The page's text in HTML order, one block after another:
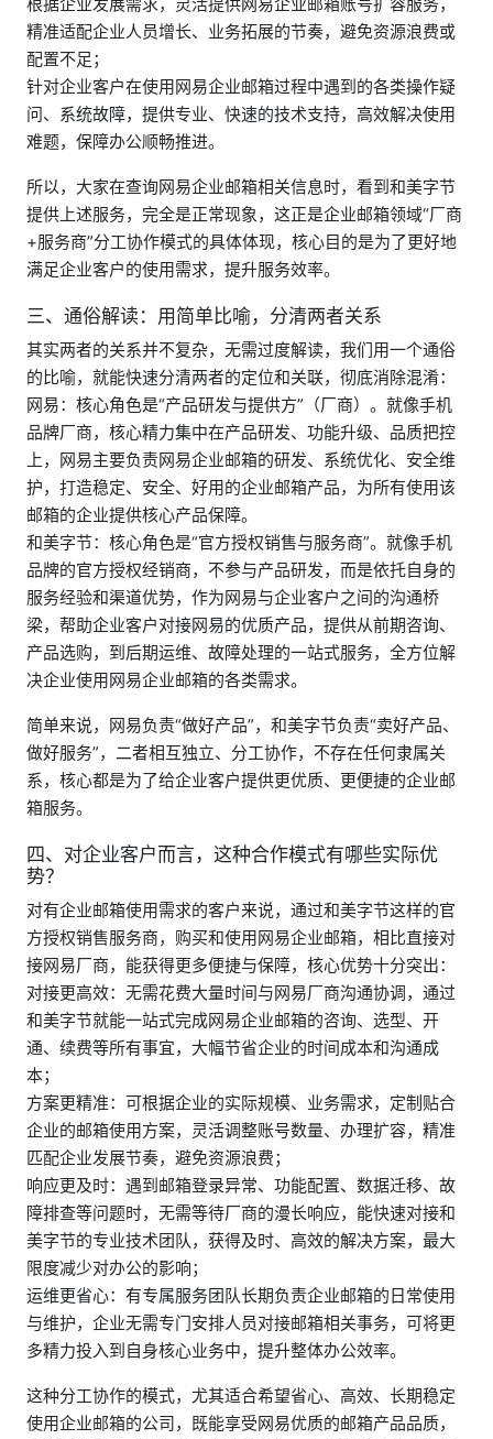
精准适配企业人员增长、业务拓展的节奏，避免资源浪费或
配置不足；
针对企业客户在使用网易企业邮箱过程中遇到的各类操作疑
问、系统故障，提供专业、快速的技术支持，高效解决使用
难题，保障办公顺畅推进。
所以，大家在查询网易企业邮箱相关信息时，看到和美字节
提供上述服务，完全是正常现象，这正是企业邮箱领域“厂商
+服务商”分工协作模式的具体体现，核心目的是为了更好地
满足企业客户的使用需求，提升服务效率。
三、通俗解读：用简单比喻，分清两者关系
其实两者的关系并不复杂，无需过度解读，我们用一个通俗
的比喻，就能快速分清两者的定位和关联，彻底消除混淆：
网易：核心角色是“产品研发与提供方”（厂商）。就像手机
品牌厂商，核心精力集中在产品研发、功能升级、品质把控
上，网易主要负责网易企业邮箱的研发、系统优化、安全维
护，打造稳定、安全、好用的企业邮箱产品，为所有使用该
邮箱的企业提供核心产品保障。
和美字节：核心角色是“官方授权销售与服务商”。就像手机
品牌的官方授权经销商，不参与产品研发，而是依托自身的
服务经验和渠道优势，作为网易与企业客户之间的沟通桥
梁，帮助企业客户对接网易的优质产品，提供从前期咨询、
产品选购，到后期运维、故障处理的一站式服务，全方位解
决企业使用网易企业邮箱的各类需求。
简单来说，网易负责“做好产品”，和美字节负责“卖好产品、
做好服务”，二者相互独立、分工协作，不存在任何隶属关
系，核心都是为了给企业客户提供更优质、更便捷的企业邮
箱服务。
四、对企业客户而言，这种合作模式有哪些实际优
势？
对有企业邮箱使用需求的客户来说，通过和美字节这样的官
方授权销售服务商，购买和使用网易企业邮箱，相比直接对
接网易厂商，能获得更多便捷与保障，核心优势十分突出：
对接更高效：无需花费大量时间与网易厂商沟通协调，通过
和美字节就能一站式完成网易企业邮箱的咨询、选型、开
通、续费等所有事宜，大幅节省企业的时间成本和沟通成
本；
方案更精准：可根据企业的实际规模、业务需求，定制贴合
企业的邮箱使用方案，灵活调整账号数量、办理扩容，精准
匹配企业发展节奏，避免资源浪费；
响应更及时：遇到邮箱登录异常、功能配置、数据迁移、故
障排查等问题时，无需等待厂商的漫长响应，能快速对接和
美字节的专业技术团队，获得及时、高效的解决方案，最大
限度减少对办公的影响；
运维更省心：有专属服务团队长期负责企业邮箱的日常使用
与维护，企业无需专门安排人员对接邮箱相关事务，可将更
多精力投入到自身核心业务中，提升整体办公效率。
这种分工协作的模式，尤其适合希望省心、高效、长期稳定
使用企业邮箱的公司，既能享受网易优质的邮箱产品品质，